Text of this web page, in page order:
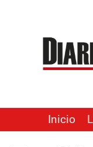
contenido
Inicio